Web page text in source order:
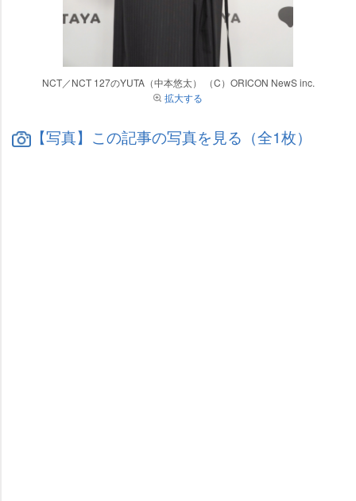
NCT／NCT 127のYUTA（中本悠太） （C）ORICON NewS inc.
拡大する
【写真】この記事の写真を見る（全1枚）